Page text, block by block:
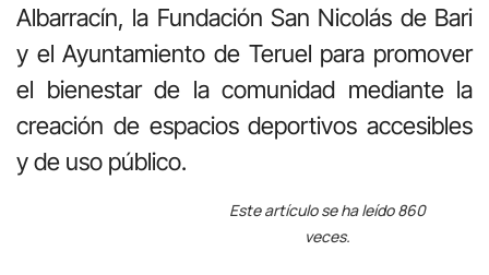
Albarracín, la Fundación San Nicolás de Bari
y el Ayuntamiento de Teruel para promover
el bienestar de la comunidad mediante la
creación de espacios deportivos accesibles
y de uso público.
Este artículo se ha leído 860
veces.